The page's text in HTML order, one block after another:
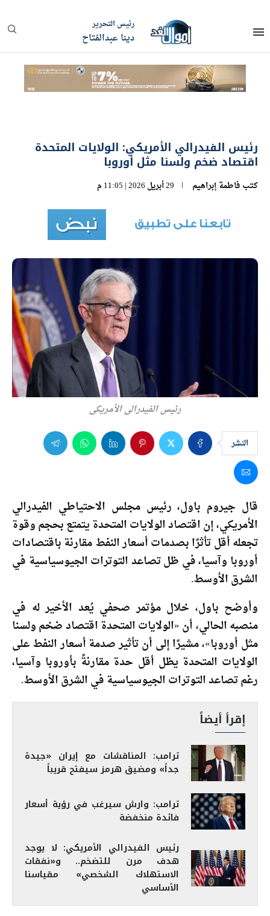
رئيس التحرير
دينا عبدالفتاح
رئيس الفيدرالي الأمريكي: الولايات المتحدة
اقتصاد ضخم ولسنا مثل أوروبا
كتب فاطمة إبراهيم 29 أبريل 2026 | 11:05 م
رئيس الفيدرالي الأمريكي
النشر
قال جيروم باول، رئيس مجلس الاحتياطي الفيدرالي
الأمريكي، إن اقتصاد الولايات المتحدة يتمتع بحجم وقوة
تجعله أقل تأثرًا بصدمات أسعار النفط مقارنة باقتصادات
أوروبا وآسيا، في ظل تصاعد التوترات الجيوسياسية في
الشرق الأوسط.
وأوضح باول، خلال مؤتمر صحفي يُعد الأخير له في
منصبه الحالي، أن «الولايات المتحدة اقتصاد ضخم ولسنا
مثل أوروبا»، مشيرًا إلى أن تأثير صدمة أسعار النفط على
الولايات المتحدة يظل أقل حدة مقارنةً بأوروبا وآسيا،
رغم تصاعد التوترات الجيوسياسية في الشرق الأوسط.
إقرأ أيضاً
ترامب: المناقشات مع إيران «جيدة
جداً» ومضيق هرمز سيفتح قريباً
ترامب: وارش سيرغب في رؤية أسعار
فائدة منخفضة
رئيس الفيدرالي الأمريكي: لا يوجد
هدف مرن للتضخم.. و«نفقات
الاستهلاك الشخصي» مقياسنا
الأساسي